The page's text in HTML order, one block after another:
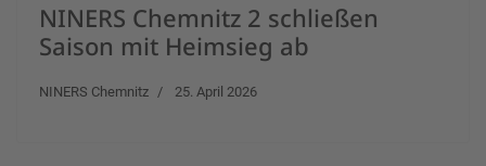
NINERS Chemnitz 2 schließen
Saison mit Heimsieg ab
NINERS Chemnitz 25. April 2026